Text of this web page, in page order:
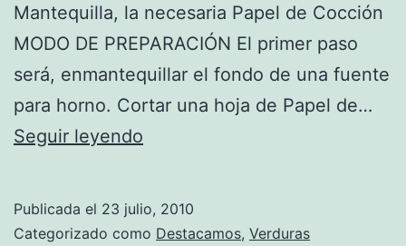
Mantequilla, la necesaria Papel de Cocción
MODO DE PREPARACIÓN El primer paso
será, enmantequillar el fondo de una fuente
para horno. Cortar una hoja de Papel de…
Seguir leyendo
de
Publicada el 23 julio, 2010
Categorizado como Destacamos, Verduras